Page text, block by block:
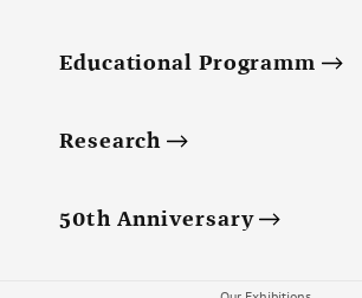
Educational Programm
Research
50th Anniversary